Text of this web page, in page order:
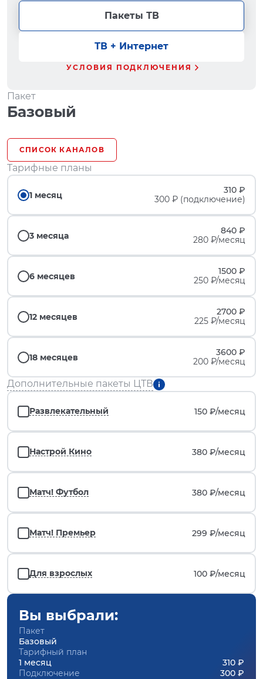
Пакеты ТВ
ТВ + Интернет
УСЛОВИЯ ПОДКЛЮЧЕНИЯ
Пакет
Базовый
СПИСОК КАНАЛОВ
Тарифные планы
1 месяц
310 ₽
300 ₽ (подключение)
3 месяца
840 ₽
280 ₽/месяц
6 месяцев
1500 ₽
250 ₽/месяц
12 месяцев
2700 ₽
225 ₽/месяц
18 месяцев
3600 ₽
200 ₽/месяц
Дополнительные пакеты ЦТВ
Развлекательный 150 ₽/месяц
Настрой Кино 380 ₽/месяц
Матч! Футбол 380 ₽/месяц
Матч! Премьер 299 ₽/месяц
Для взрослых 100 ₽/месяц
Вы выбрали:
Пакет
Базовый
Тарифный план
1 месяц
310 ₽
Подключение
300 ₽